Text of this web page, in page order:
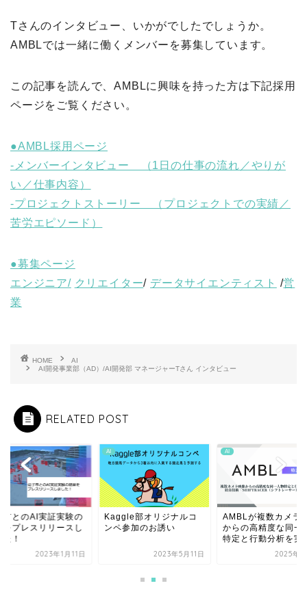
Tさんのインタビュー、いかがでしたでしょうか。
AMBLでは一緒に働くメンバーを募集しています。
この記事を読んで、AMBLに興味を持った方は下記採用
ページをご覧ください。
●AMBL採用ページ
-メンバーインタビュー （1日の仕事の流れ／やりが
い／仕事内容）
-プロジェクトストーリー （プロジェクトでの実績／
苦労エピソード）
●募集ページ
エンジニア/ クリエイター/ データサイエンティスト /営
業
HOME
AI
AI開発事業部（AD）/AI開発部 マネージャーTさん インタビュー
RELATED POST
市とのAI実証実験の
をプレスリリースし
！
2023年1月11日
AI
Kaggle部オリジナルコ
ンペ参加のお誘い
2023年5月11日
AI
AMBLが複数カメラ
からの高精度な同一
特定と行動分析を実
2025年6